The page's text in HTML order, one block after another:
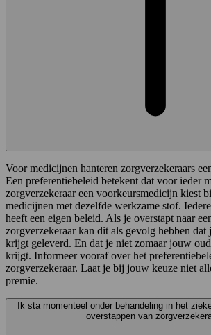
Voor medicijnen hanteren zorgverzekeraars
Een preferentiebeleid betekent dat voor ieder
zorgverzekeraar een voorkeursmedicijn kiest
medicijnen met dezelfde werkzame stof.
heeft een eigen beleid. Als je overstapt naar
zorgverzekeraar kan dit als gevolg hebben dat
krijgt geleverd. En dat je niet zomaar jouw
krijgt. Informeer vooraf over het
zorgverzekeraar. Laat je bij jouw keuze niet
premie.
Ik sta momenteel onder behandeling in het
overstappen van